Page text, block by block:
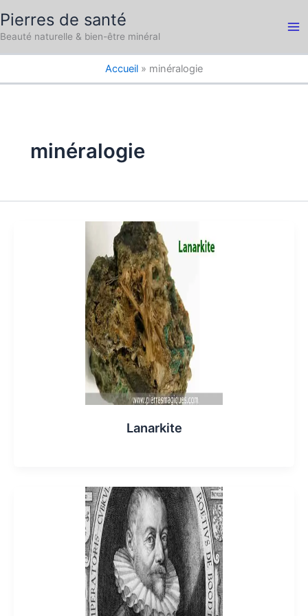
au
contenu
Pierres de santé
Beauté naturelle & bien-être minéral
Accueil minéralogie
minéralogie
Lanarkite